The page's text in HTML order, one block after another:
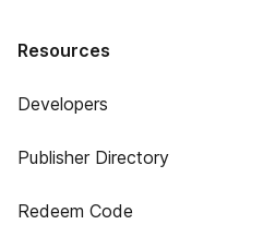
Resources
Developers
Publisher Directory
Redeem Code